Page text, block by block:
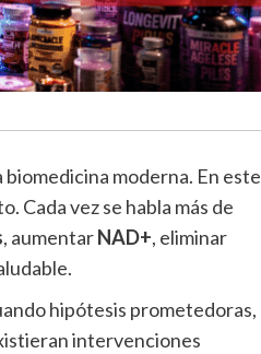
moderna. En este
Cada vez se habla más de
, aumentarNAD+, eliminar
hipótesis prometedoras,
intervenciones